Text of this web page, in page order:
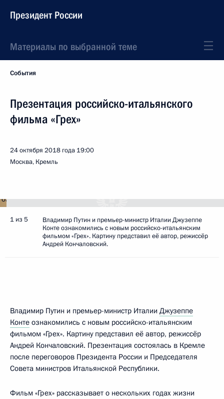
Президент России
Материалы по выбранной теме
События
Презентация российско-итальянского
фильма «Грех»
24 октября 2018 года 19:00
Москва, Кремль
1 из 5
Владимир Путин и премьер-министр Италии Джузеппе
Конте ознакомились с новым российско-итальянским
фильмом «Грех». Картину представил её автор, режиссёр
Андрей Кончаловский.
Владимир Путин и премьер-министр Италии Джузеппе
Конте ознакомились с новым российско-итальянским
фильмом «Грех». Картину представил её автор, режиссёр
Андрей Кончаловский. Презентация состоялась в Кремле
после переговоров Президента России и Председателя
Совета министров Итальянской Республики.
Фильм «Грех» рассказывает о нескольких годах жизни